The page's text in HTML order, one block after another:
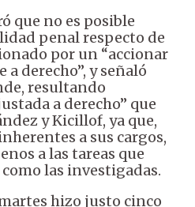
que no es posible
penal respecto de
por un “accionar
derecho”, y señaló
resultando
a derecho” que
y Kicillof, ya que,
a sus cargos,
a las tareas que
como las investigadas.
hizo justo cinco